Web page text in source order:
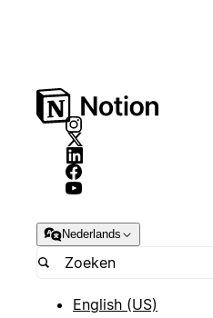
Nederlands
English (US)